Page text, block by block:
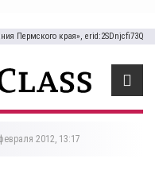
Пермского края», erid:2SDnjcfi73Q
2012, 13:17